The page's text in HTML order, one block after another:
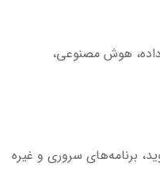
هوش مصنوعی،
برنامه‌های سروری و غیره